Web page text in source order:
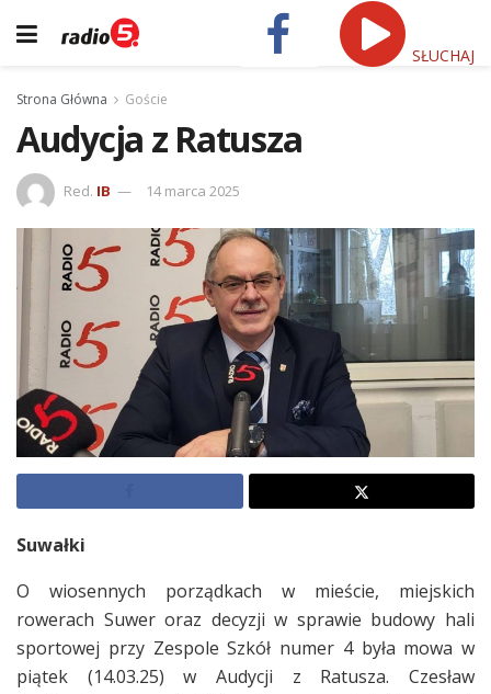
SŁUCHAJ
Strona Główna Goście
Audycja z Ratusza
Red. IB 14 marca 2025
Suwałki
O wiosennych porządkach w mieście, miejskich
rowerach Suwer oraz decyzji w sprawie budowy hali
sportowej przy Zespole Szkół numer 4 była mowa w
piątek (14.03.25) w Audycji z Ratusza. Czesław